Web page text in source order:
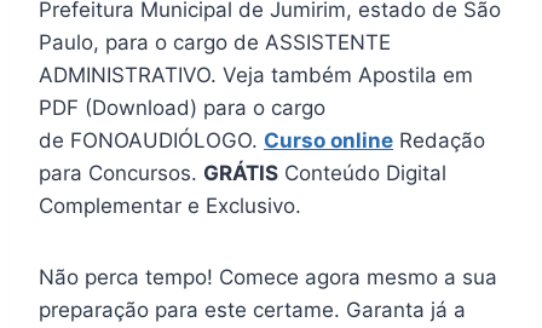
Prefeitura Municipal de Jumirim, estado de São
Paulo, para o cargo de ASSISTENTE
ADMINISTRATIVO. Veja também Apostila em
PDF (Download) para o cargo
de FONOAUDIÓLOGO. Curso online Redação
para Concursos. GRÁTIS Conteúdo Digital
Complementar e Exclusivo.
Não perca tempo! Comece agora mesmo a sua
preparação para este certame. Garanta já a